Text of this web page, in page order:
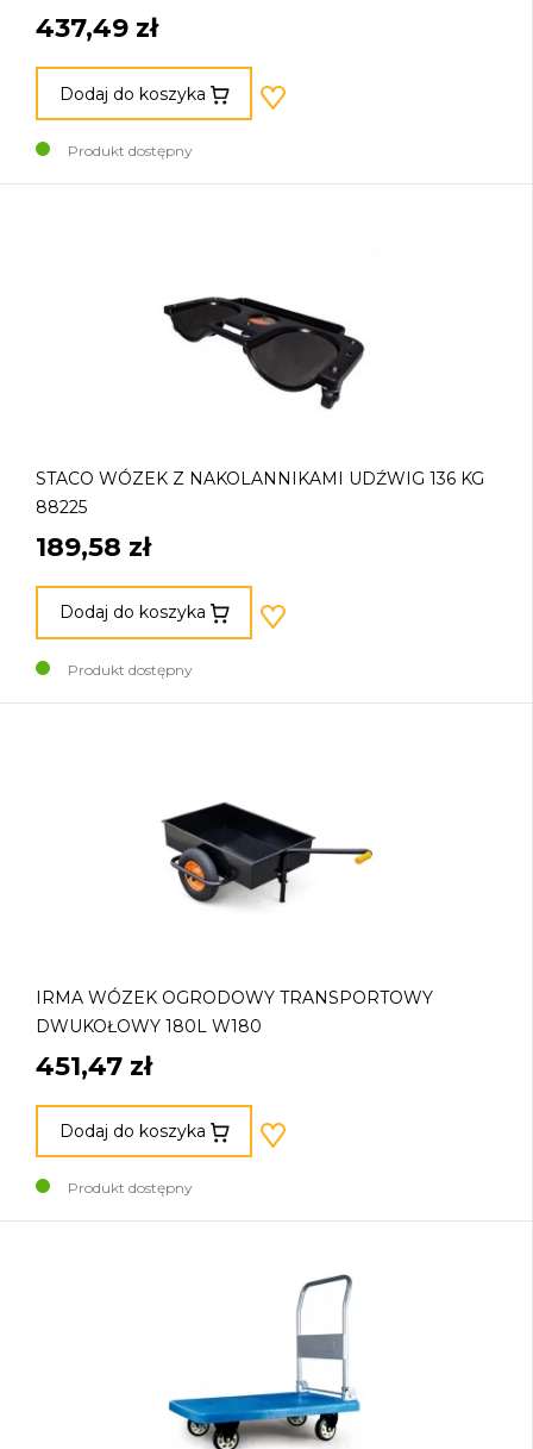
437,49 zł
Dodaj do koszyka
Produkt dostępny
STACO WÓZEK Z NAKOLANNIKAMI UDŹWIG 136 KG
88225
189,58 zł
Dodaj do koszyka
Produkt dostępny
IRMA WÓZEK OGRODOWY TRANSPORTOWY
DWUKOŁOWY 180L W180
451,47 zł
Dodaj do koszyka
Produkt dostępny